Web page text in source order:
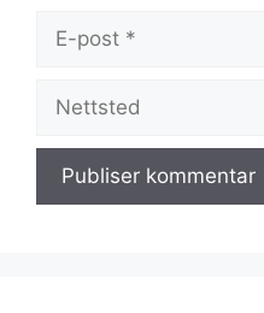
Nettsted